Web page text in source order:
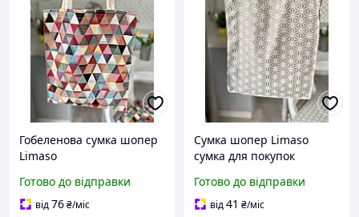
Гобеленова сумка шопер
Limaso
Готово до відправки
від76₴/міс
Сумка шопер Limaso
сумка для покупок
Готово до відправки
від41 ₴/міс